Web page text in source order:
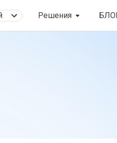
Решения